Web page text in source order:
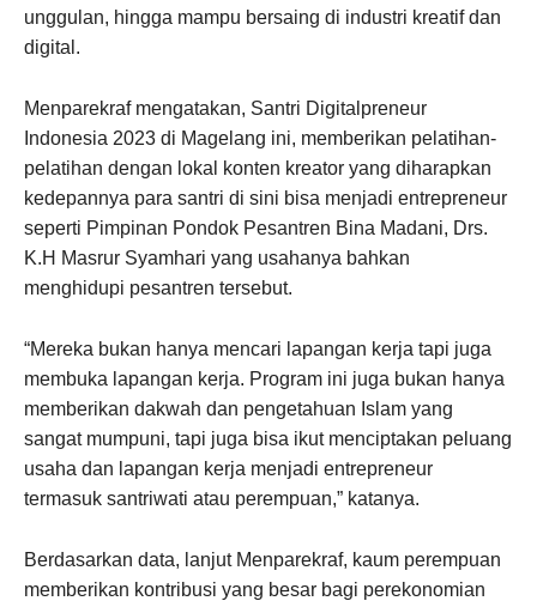
unggulan, hingga mampu bersaing di industri kreatif dan
digital.
Menparekraf mengatakan, Santri Digitalpreneur
Indonesia 2023 di Magelang ini, memberikan pelatihan-
pelatihan dengan lokal konten kreator yang diharapkan
kedepannya para santri di sini bisa menjadi entrepreneur
seperti Pimpinan Pondok Pesantren Bina Madani, Drs.
K.H Masrur Syamhari yang usahanya bahkan
menghidupi pesantren tersebut.
“Mereka bukan hanya mencari lapangan kerja tapi juga
membuka lapangan kerja. Program ini juga bukan hanya
memberikan dakwah dan pengetahuan Islam yang
sangat mumpuni, tapi juga bisa ikut menciptakan peluang
usaha dan lapangan kerja menjadi entrepreneur
termasuk santriwati atau perempuan,” katanya.
Berdasarkan data, lanjut Menparekraf, kaum perempuan
memberikan kontribusi yang besar bagi perekonomian